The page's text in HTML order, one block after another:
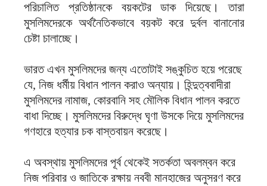
পরিচালিত প্রতিষ্ঠানকে বয়কটের ডাক দিয়েছে। তারা
মুসলিমদেরকে অর্থনৈতিকভাবে বয়কট করে দুর্বল বানানোর
চেষ্টা চালাচ্ছে।
ভারত এখন মুসলিমদের জন্য এতোটাই সঙ্কুচিত হয়ে পরেছে
যে, নিজ ধর্মীয় বিধান পালন করাও অন্যায়। হিন্দুত্ববাদীরা
মুসলিমদের নামাজ, কোরবানি সহ মৌলিক বিধান পালন করতে
বাধা দিচ্ছে। মুসলিমদের বিরুদ্ধে ঘৃণা উসকে দিয়ে মুসলিমদের
গণহারে হত্যার চক বাস্তবায়ন করেছে।
এ অবস্থায় মুসলিমদের পূর্ব থেকেই সতর্কতা অবলম্বন করে
নিজ পরিবার ও জাতিকে রক্ষায় নববী মানহাজের অনুসরণ করে